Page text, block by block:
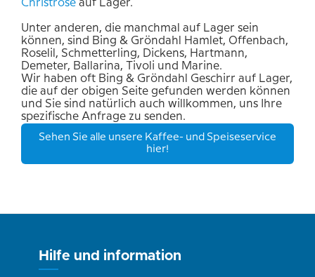
Christrose auf Lager.
Unter anderen, die manchmal auf Lager sein
können, sind Bing & Gröndahl Hamlet, Offenbach,
Roselil, Schmetterling, Dickens, Hartmann,
Demeter, Ballarina, Tivoli und Marine.
Wir haben oft Bing & Gröndahl Geschirr auf Lager,
die auf der obigen Seite gefunden werden können
und Sie sind natürlich auch willkommen, uns Ihre
spezifische Anfrage zu senden.
Sehen Sie alle unsere Kaffee- und Speiseservice
hier!
Hilfe und information